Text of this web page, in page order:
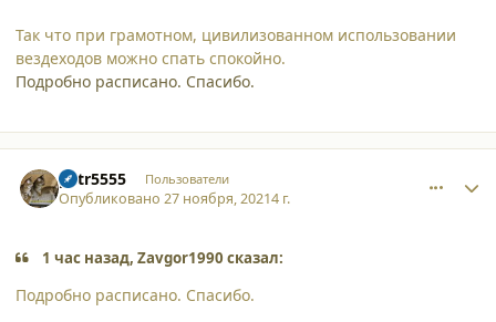
Так что при грамотном, цивилизованном использовании
вездеходов можно спать спокойно.
Подробно расписано. Спасибо.
petr5555 Пользователи
Опубликовано27 ноября, 20214 г.
1 час назад, Zavgor1990 сказал:
Подробно расписано. Спасибо.